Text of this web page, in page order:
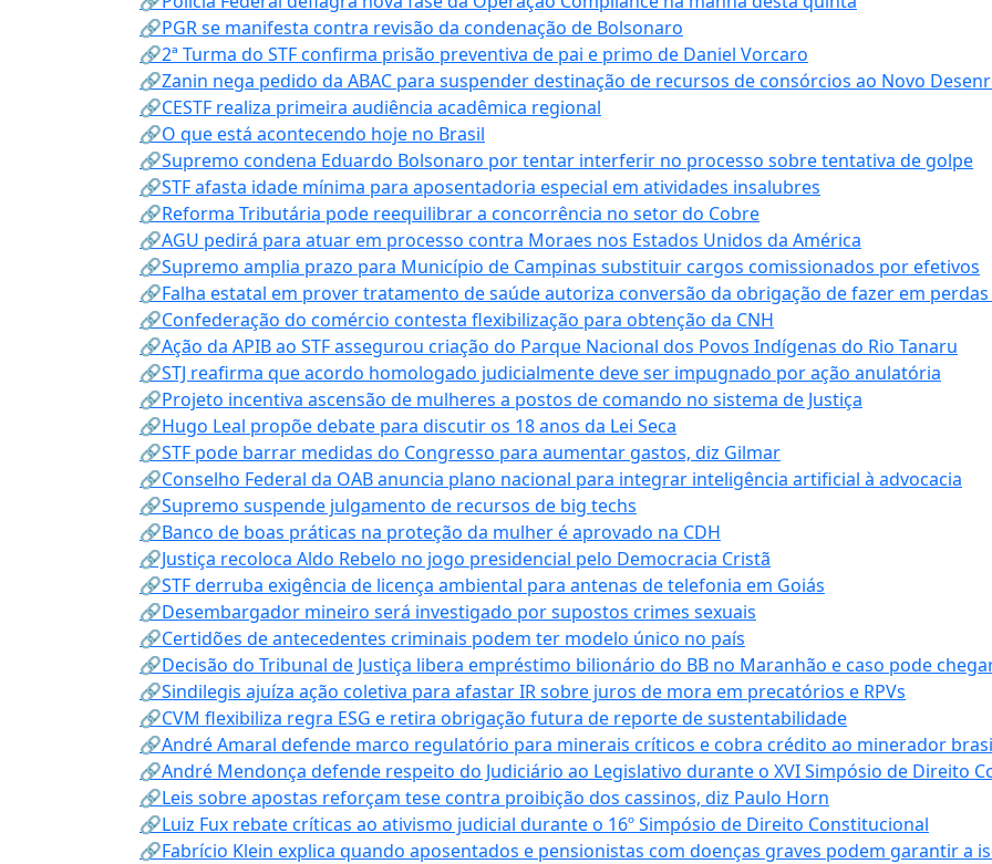
🔗PGR se manifesta contra revisão da condenação de Bolsonaro
🔗2ª Turma do STF confirma prisão preventiva de pai e primo de Daniel Vorcaro
🔗Zanin nega pedido da ABAC para suspender destinação de recursos de consórcios ao Novo
🔗CESTF realiza primeira audiência acadêmica regional
🔗O que está acontecendo hoje no Brasil
🔗Supremo condena Eduardo Bolsonaro por tentar interferir no processo sobre tentativa de golpe
🔗STF afasta idade mínima para aposentadoria especial em atividades insalubres
🔗Reforma Tributária pode reequilibrar a concorrência no setor do Cobre
🔗AGU pedirá para atuar em processo contra Moraes nos Estados Unidos da América
🔗Supremo amplia prazo para Município de Campinas substituir cargos comissionados por efetivos
🔗Falha estatal em prover tratamento de saúde autoriza conversão da obrigação de fazer em perdas
🔗Confederação do comércio contesta flexibilização para obtenção da CNH
🔗Ação da APIB ao STF assegurou criação do Parque Nacional dos Povos Indígenas do Rio Tanaru
🔗STJ reafirma que acordo homologado judicialmente deve ser impugnado por ação anulatória
🔗Projeto incentiva ascensão de mulheres a postos de comando no sistema de Justiça
🔗Hugo Leal propõe debate para discutir os 18 anos da Lei Seca
🔗STF pode barrar medidas do Congresso para aumentar gastos, diz Gilmar
🔗Conselho Federal da OAB anuncia plano nacional para integrar inteligência artificial à advocacia
🔗Supremo suspende julgamento de recursos de big techs
🔗Banco de boas práticas na proteção da mulher é aprovado na CDH
🔗Justiça recoloca Aldo Rebelo no jogo presidencial pelo Democracia Cristã
🔗STF derruba exigência de licença ambiental para antenas de telefonia em Goiás
🔗Desembargador mineiro será investigado por supostos crimes sexuais
🔗Certidões de antecedentes criminais podem ter modelo único no país
🔗Decisão do Tribunal de Justiça libera empréstimo bilionário do BB no Maranhão e caso pode chegar
🔗Sindilegis ajuíza ação coletiva para afastar IR sobre juros de mora em precatórios e RPVs
🔗CVM flexibiliza regra ESG e retira obrigação futura de reporte de sustentabilidade
🔗André Amaral defende marco regulatório para minerais críticos e cobra crédito ao minerador
🔗André Mendonça defende respeito do Judiciário ao Legislativo durante o XVI Simpósio de Direito
🔗Leis sobre apostas reforçam tese contra proibição dos cassinos, diz Paulo Horn
🔗Luiz Fux rebate críticas ao ativismo judicial durante o 16º Simpósio de Direito Constitucional
🔗Fabrício Klein explica quando aposentados e pensionistas com doenças graves podem garantir a